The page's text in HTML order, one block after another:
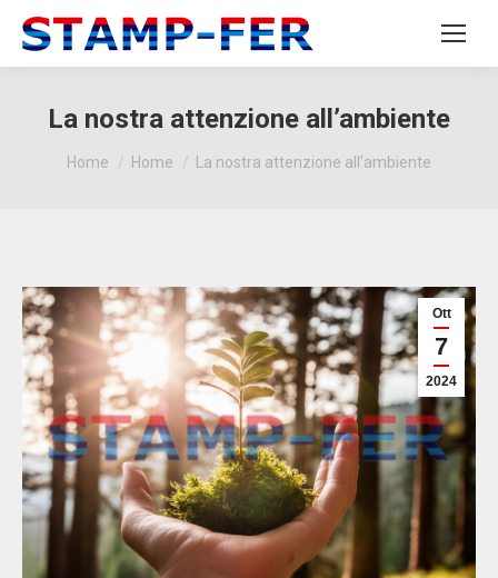
La nostra attenzione all’ambiente
You are here:
Home Home La nostra attenzione all’ambiente
Ott
7
2024